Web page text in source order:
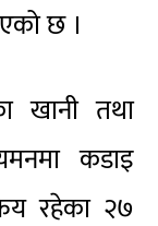
छ ।
खानी तथा
कडाइ
रहेका २७